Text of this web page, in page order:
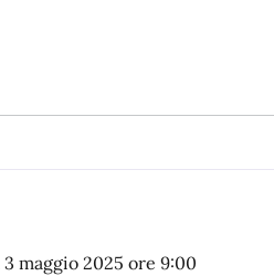
maggio 2025 ore 9:00